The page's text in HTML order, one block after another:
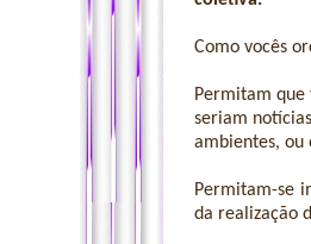
Como vocês
Permitam que
seriam
ambientes, ou
Permitam-se
da realização